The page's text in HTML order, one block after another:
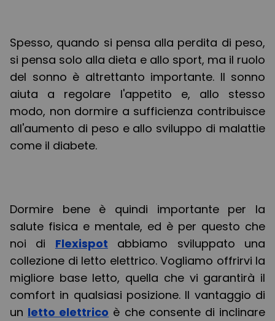
Spesso, quando si pensa alla perdita di peso,
si pensa solo alla dieta e allo sport, ma il ruolo
del sonno è altrettanto importante. Il sonno
aiuta a regolare l'appetito e, allo stesso
modo, non dormire a sufficienza contribuisce
all'aumento di peso e allo sviluppo di malattie
come il diabete.
Dormire bene è quindi importante per la
salute fisica e mentale, ed è per questo che
noi di Flexispot abbiamo sviluppato una
collezione di letto elettrico. Vogliamo offrirvi la
migliore base letto, quella che vi garantirà il
comfort in qualsiasi posizione. Il vantaggio di
un letto elettrico è che consente di inclinare